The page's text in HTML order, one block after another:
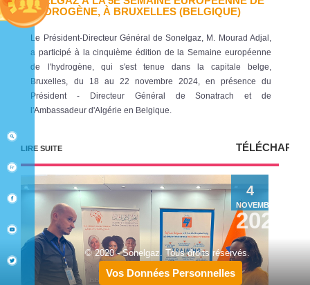
L'HYDROGÈNE, À BRUXELLES (BELGIQUE)
Le Président-Directeur Général de Sonelgaz, M. Mourad Adjal,
a participé à la cinquième édition de la Semaine européenne
de l'hydrogène, qui s'est tenue dans la capitale belge,
Bruxelles, du 18 au 22 novembre 2024, en présence du
Président - Directeur Général de Sonatrach et de
l'Ambassadeur d'Algérie en Belgique.
LIRE SUITE
4
NOVEMBRE
2024
© 2020 - Sonelgaz. Tous droits réservés.
Vos Données Personnelles